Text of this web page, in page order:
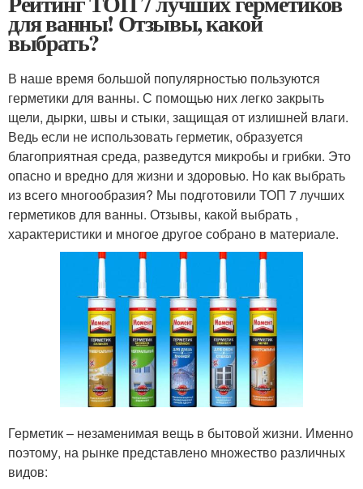
для ванны! Отзывы, какой
выбрать?
В наше время большой популярностью пользуются
герметики для ванны. С помощью них легко закрыть
щели, дырки, швы и стыки, защищая от излишней влаги.
Ведь если не использовать герметик, образуется
благоприятная среда, разведутся микробы и грибки. Это
опасно и вредно для жизни и здоровью. Но как выбрать
из всего многообразия? Мы подготовили ТОП 7 лучших
герметиков для ванны. Отзывы, какой выбрать ,
характеристики и многое другое собрано в материале.
Герметик – незаменимая вещь в бытовой жизни. Именно
поэтому, на рынке представлено множество различных
видов: